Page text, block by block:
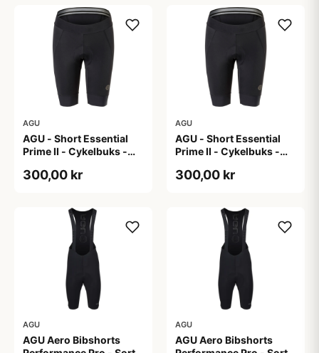
AGU
AGU - Short Essential
Prime II - Cykelbuks -
300,00 kr
AGU
AGU - Short Essential
Prime II - Cykelbuks -
300,00 kr
AGU
AGU Aero Bibshorts
AGU
AGU Aero Bibshorts